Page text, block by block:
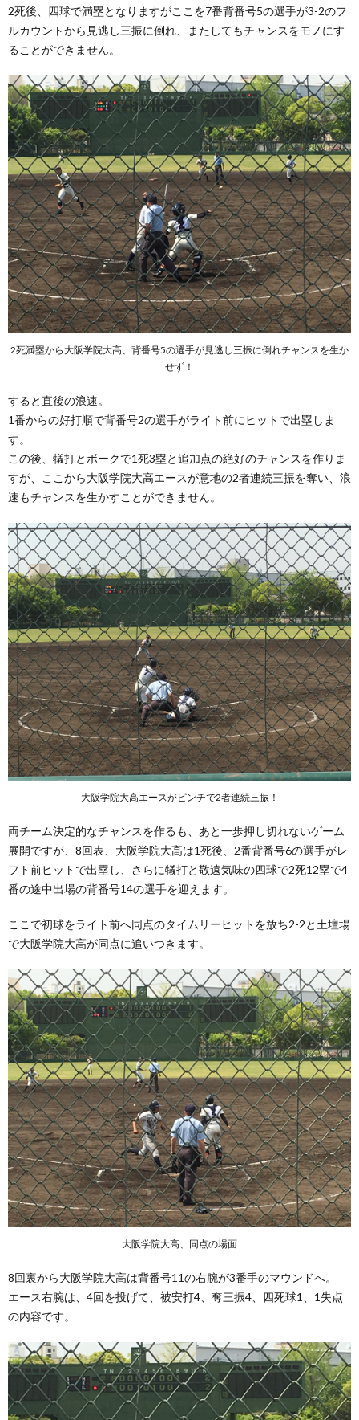
2死後、四球で満塁となりますがここを7番背番号5の選手が3-2のフ
ルカウントから見逃し三振に倒れ、またしてもチャンスをモノにす
ることができません。
2死満塁から大阪学院大高、背番号5の選手が見逃し三振に倒れチャンスを生か
せず！
すると直後の浪速。
1番からの好打順で背番号2の選手がライト前にヒットで出塁しま
す。
この後、犠打とボークで1死3塁と追加点の絶好のチャンスを作りま
すが、ここから大阪学院大高エースが意地の2者連続三振を奪い、浪
速もチャンスを生かすことができません。
大阪学院大高エースがピンチで2者連続三振！
両チーム決定的なチャンスを作るも、あと一歩押し切れないゲーム
展開ですが、8回表、大阪学院大高は1死後、2番背番号6の選手がレ
フト前ヒットで出塁し、さらに犠打と敬遠気味の四球で2死12塁で4
番の途中出場の背番号14の選手を迎えます。
ここで初球をライト前へ同点のタイムリーヒットを放ち2-2と土壇場
で大阪学院大高が同点に追いつきます。
大阪学院大高、同点の場面
8回裏から大阪学院大高は背番号11の右腕が3番手のマウンドへ。
エース右腕は、4回を投げて、被安打4、奪三振4、四死球1、1失点
の内容です。